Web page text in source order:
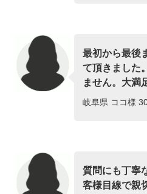
最初から最後
て頂きました
ません。大満
岐阜県 ココ様
質問にも丁寧
客様目線で親